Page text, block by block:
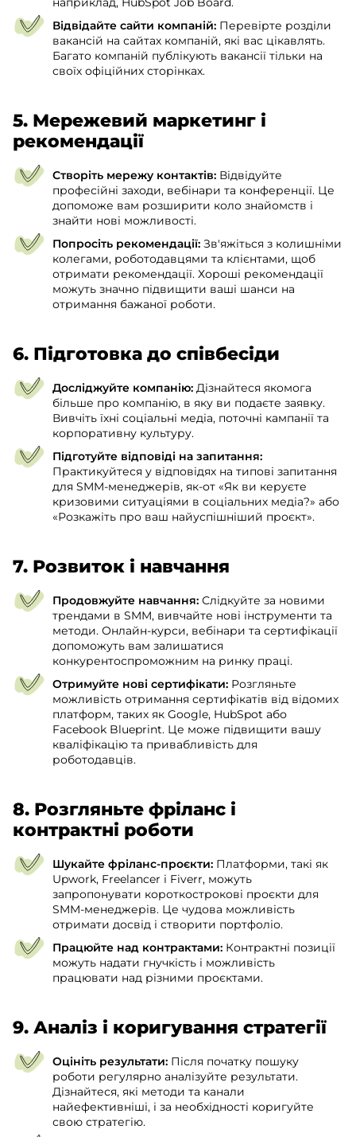
Відвідайте сайти компаній: Перевірте розділи
вакансій на сайтах компаній, які вас цікавлять.
Багато компаній публікують вакансії тільки на
своїх офіційних сторінках.
5. Мережевий маркетинг і
рекомендації
Створіть мережу контактів: Відвідуйте
професійні заходи, вебінари та конференції. Це
допоможе вам розширити коло знайомств і
знайти нові можливості.
Попросіть рекомендації: Зв'яжіться з колишніми
колегами, роботодавцями та клієнтами, щоб
отримати рекомендації. Хороші рекомендації
можуть значно підвищити ваші шанси на
отримання бажаної роботи.
6. Підготовка до співбесіди
Досліджуйте компанію: Дізнайтеся якомога
більше про компанію, в яку ви подаєте заявку.
Вивчіть їхні соціальні медіа, поточні кампанії та
корпоративну культуру.
Підготуйте відповіді на запитання:
Практикуйтеся у відповідях на типові запитання
для SMM-менеджерів, як-от «Як ви керуєте
кризовими ситуаціями в соціальних медіа?» або
«Розкажіть про ваш найуспішніший проєкт».
7. Розвиток і навчання
Продовжуйте навчання: Слідкуйте за новими
трендами в SMM, вивчайте нові інструменти та
методи. Онлайн-курси, вебінари та сертифікації
допоможуть вам залишатися
конкурентоспроможним на ринку праці.
Отримуйте нові сертифікати: Розгляньте
можливість отримання сертифікатів від відомих
платформ, таких як Google, HubSpot або
Facebook Blueprint. Це може підвищити вашу
кваліфікацію та привабливість для
роботодавців.
8. Розгляньте фріланс і
контрактні роботи
Шукайте фріланс-проєкти: Платформи, такі як
Upwork, Freelancer і Fiverr, можуть
запропонувати короткострокові проєкти для
SMM-менеджерів. Це чудова можливість
отримати досвід і створити портфоліо.
Працюйте над контрактами: Контрактні позиції
можуть надати гнучкість і можливість
працювати над різними проєктами.
9. Аналіз і коригування стратегії
Оцініть результати: Після початку пошуку
роботи регулярно аналізуйте результати.
Дізнайтеся, які методи та канали
найефективніші, і за необхідності коригуйте
свою стратегію.